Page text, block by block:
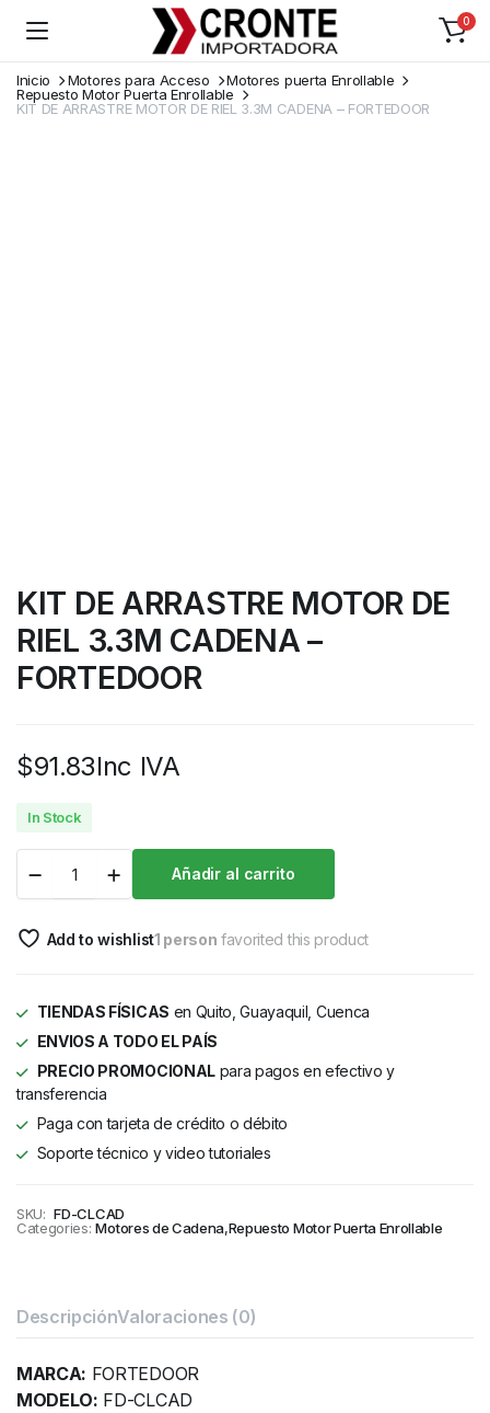
0
Inicio Motores para Acceso
Motores puerta Enrollable
Repuesto Motor Puerta Enrollable
KIT DE ARRASTRE MOTOR DE RIEL 3.3M CADENA – FORTEDOOR
KIT DE ARRASTRE MOTOR DE
RIEL 3.3M CADENA –
FORTEDOOR
$91.83Inc IVA
In Stock
Añadir al carrito
Add to wishlist1 person favorited this product
TIENDAS FÍSICAS en Quito, Guayaquil, Cuenca
ENVIOS A TODO EL PAÍS
PRECIO PROMOCIONALpara pagos en efectivo y
transferencia
Paga con tarjeta de crédito o débito
Soporte técnico y video tutoriales
SKU: FD-CLCAD
Categories: Motores de Cadena,Repuesto Motor Puerta Enrollable
DescripciónValoraciones (0)
MARCA: FORTEDOOR
MODELO: FD-CLCAD